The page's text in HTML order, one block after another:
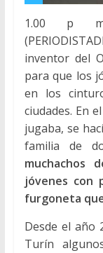
1.00 p
inventor del
para que los
en los
ciudades. En
jugaba, se
familia de
muchachos
jóvenes con
furgoneta
Desde el año
Turín